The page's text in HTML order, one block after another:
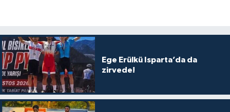
Ege Erülkü Isparta’da da
zirvede!